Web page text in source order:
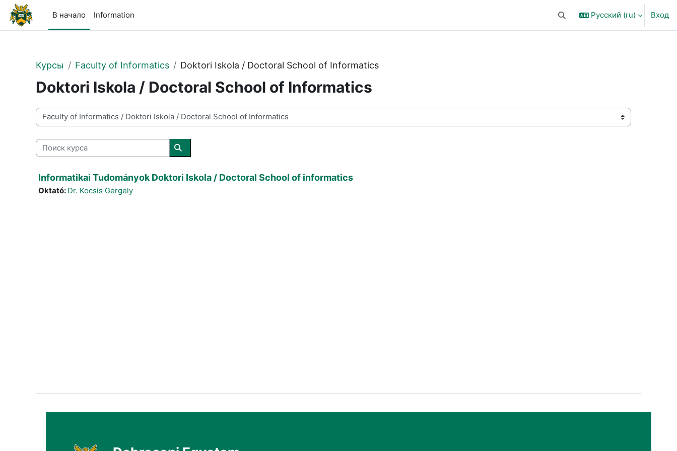
Перейти к основному содержанию
В начало
Information Изменить данные поисковой
Русский ‎(ru)‎ Вход
Курсы Faculty of Informatics Doktori Iskola / Doctoral School of Informatics
Doktori Iskola / Doctoral School of Informatics
Категории курсов
Поиск курса
Поиск курса
Informatikai Tudományok Doktori Iskola / Doctoral School of informatics
Oktató: Dr. Kocsis Gergely